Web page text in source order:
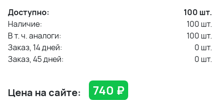
Доступно: 100 шт.
Наличие:
100 шт.
В т. ч. аналоги:
100 шт.
Заказ, 14 дней:
0 шт.
Заказ, 45 дней:
0 шт.
Цена на сайте: 740 ₽